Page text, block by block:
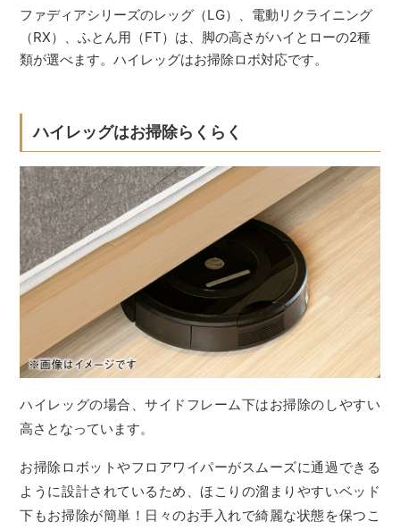
ファディアシリーズのレッグ（LG）、電動リクライニング
（RX）、ふとん用（FT）は、脚の高さがハイとローの2種
類が選べます。ハイレッグはお掃除ロボ対応です。
ハイレッグはお掃除らくらく
ハイレッグの場合、サイドフレーム下はお掃除のしやすい
高さとなっています。
お掃除ロボットやフロアワイパーがスムーズに通過できる
ように設計されているため、ほこりの溜まりやすいベッド
下もお掃除が簡単！日々のお手入れで綺麗な状態を保つこ